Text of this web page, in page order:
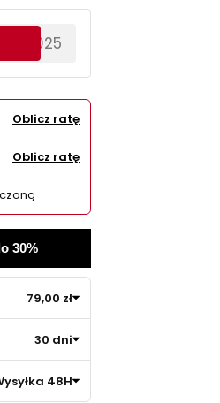
Oblicz ratę
Oblicz ratę
30%
79,00 zł
30 dni
48H